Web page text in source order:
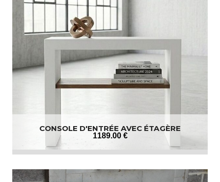
CONSOLE D'ENTRÉE AVEC ÉTAGÈRE
1189.00 €